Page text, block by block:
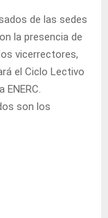
de las sedes
la presencia de
vicerrectores,
el Ciclo Lectivo
son los